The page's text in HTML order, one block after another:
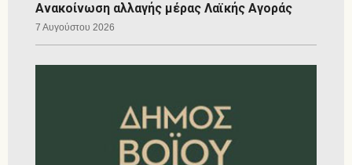
Ανακοίνωση αλλαγής μέρας Λαϊκής Αγοράς
7 Αυγούστου 2026